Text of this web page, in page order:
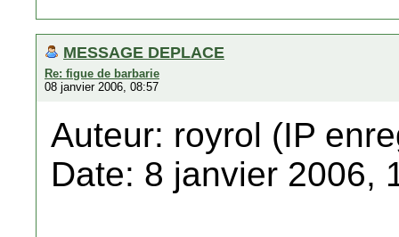
MESSAGE DEPLACE
Re: figue de barbarie
08 janvier 2006, 08:57
Auteur: royrol (IP
Date: 8 janvier 2006,